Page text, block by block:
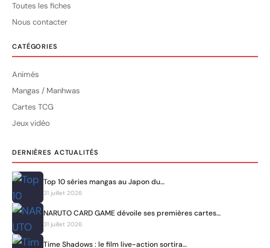
Toutes les fiches
Nous contacter
CATÉGORIES
Animés
Mangas / Manhwas
Cartes TCG
Jeux vidéo
DERNIÈRES ACTUALITÉS
Top 10 séries mangas au Japon du…
31 juillet 2026
NARUTO CARD GAME dévoile ses premières cartes…
31 juillet 2026
Time Shadows : le film live-action sortira…